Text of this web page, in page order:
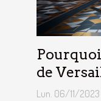
de
Lun. 06/11/2023